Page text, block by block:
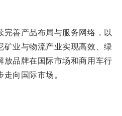
善产品布局与服务网络，以
业与物流产业实现高效、绿
品牌在国际市场和商用车行
向国际市场。